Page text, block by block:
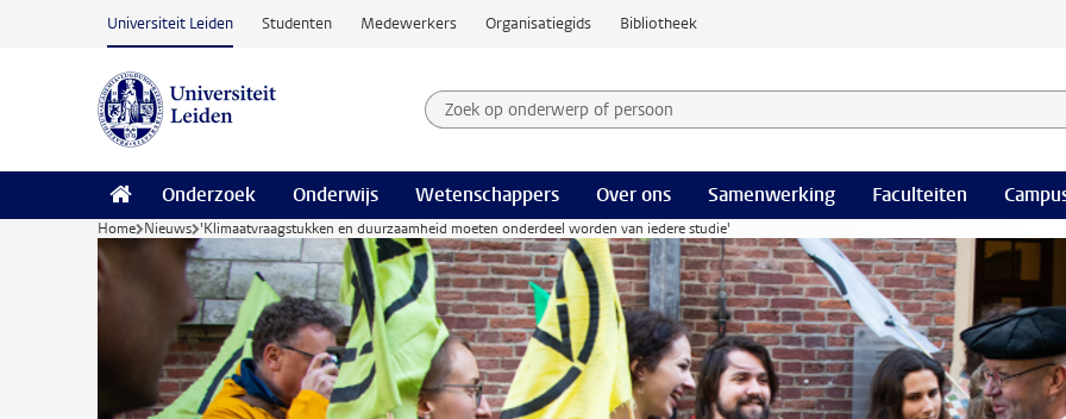
Ga naar hoofdinhoud
Universiteit Leiden Studenten Medewerkers Organisatiegids Bibliotheek
Zoek op onderwerp of persoon en selecteer categorie
Zoekterm
Onderzoek Onderwijs Wetenschappers Over ons Samenwerking Faculteiten
Home Nieuws 'Klimaatvraagstukken en duurzaamheid moeten onderdeel worden van iedere studie'